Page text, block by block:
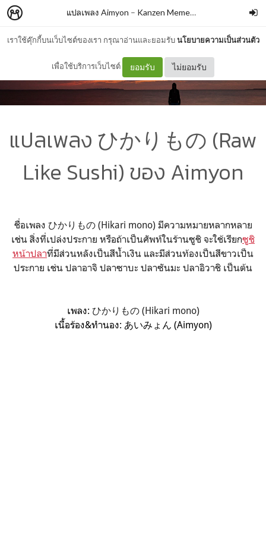
เราใช้คุ๊กกี้บนเว็บไซต์ของเรา กรุณาอ่านและยอมรับนโยบายความเป็นส่วนตัว
เพื่อใช้บริการเว็บไซต์ ยอมรับ ไม่ยอมรับ
แปลเพลง Aimyon – Kanzen Memeshe
แปลเพลง ひかりもの (Raw
Like Sushi) ของ Aimyon
ชื่อเพลง ひかりもの (Hikari mono) มีความหมายหลากหลาย
เช่น สิ่งที่เปล่งประกาย หรือถ้าเป็นศัพท์ในร้านซูชิ จะใช้เรียกซูชิ
หน้าปลาที่มีส่วนหลังเป็นสีน้ำเงิน และมีส่วนท้องเป็นสีขาวเป็น
ประกาย เช่น ปลาอาจิ ปลาซาบะ ปลาซันมะ ปลาอิวาชิ เป็นต้น
เพลง: ひかりもの (Hikari mono)
เนื้อร้อง&ทำนอง: あいみょん (Aimyon)